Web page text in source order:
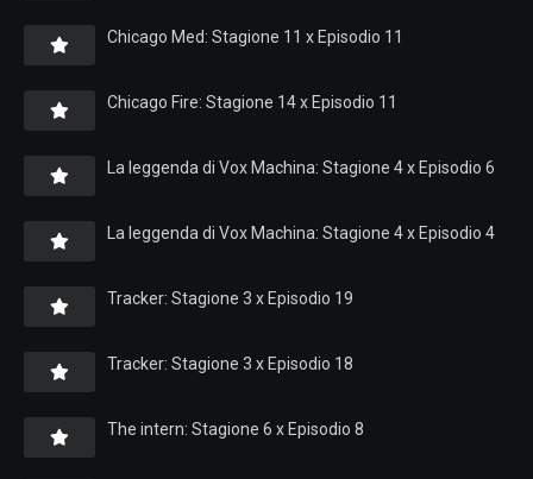
Chicago Med: Stagione 11 x Episodio 11
Chicago Fire: Stagione 14 x Episodio 11
La leggenda di Vox Machina: Stagione 4 x Episodio 6
La leggenda di Vox Machina: Stagione 4 x Episodio 4
Tracker: Stagione 3 x Episodio 19
Tracker: Stagione 3 x Episodio 18
The intern: Stagione 6 x Episodio 8